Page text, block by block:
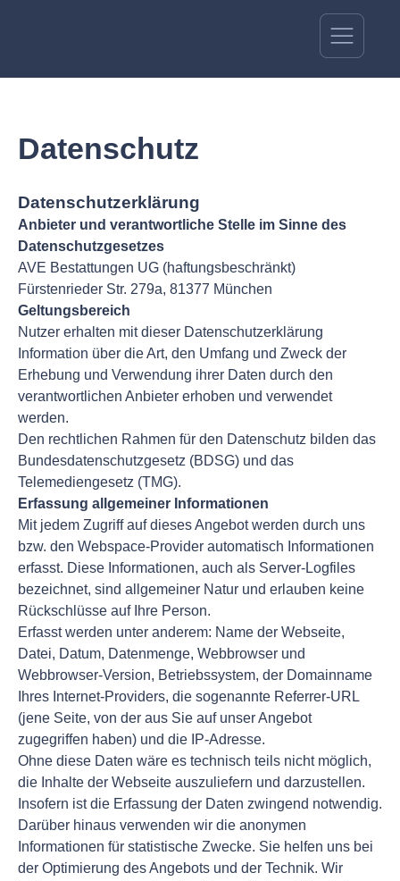
Datenschutz
Datenschutzerklärung
Anbieter und verantwortliche Stelle im Sinne des
Datenschutzgesetzes
AVE Bestattungen UG (haftungsbeschränkt)
Fürstenrieder Str. 279a, 81377 München
Geltungsbereich
Nutzer erhalten mit dieser Datenschutzerklärung
Information über die Art, den Umfang und Zweck der
Erhebung und Verwendung ihrer Daten durch den
verantwortlichen Anbieter erhoben und verwendet
werden.
Den rechtlichen Rahmen für den Datenschutz bilden das
Bundesdatenschutzgesetz (BDSG) und das
Telemediengesetz (TMG).
Erfassung allgemeiner Informationen
Mit jedem Zugriff auf dieses Angebot werden durch uns
bzw. den Webspace-Provider automatisch Informationen
erfasst. Diese Informationen, auch als Server-Logfiles
bezeichnet, sind allgemeiner Natur und erlauben keine
Rückschlüsse auf Ihre Person.
Erfasst werden unter anderem: Name der Webseite,
Datei, Datum, Datenmenge, Webbrowser und
Webbrowser-Version, Betriebssystem, der Domainname
Ihres Internet-Providers, die sogenannte Referrer-URL
(jene Seite, von der aus Sie auf unser Angebot
zugegriffen haben) und die IP-Adresse.
Ohne diese Daten wäre es technisch teils nicht möglich,
die Inhalte der Webseite auszuliefern und darzustellen.
Insofern ist die Erfassung der Daten zwingend notwendig.
Darüber hinaus verwenden wir die anonymen
Informationen für statistische Zwecke. Sie helfen uns bei
der Optimierung des Angebots und der Technik. Wir